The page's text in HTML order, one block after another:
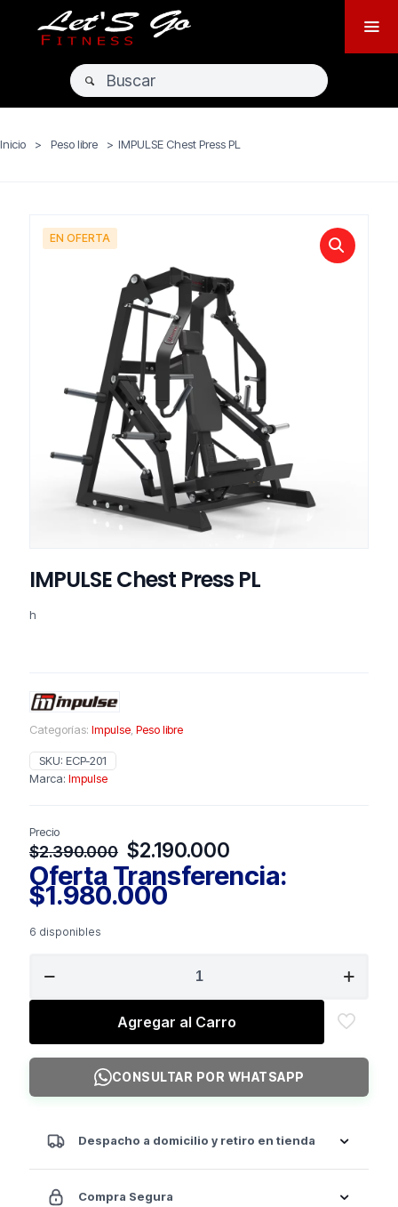
Inicio > Peso libre > IMPULSE Chest Press PL
EN OFERTA
IMPULSE Chest Press PL
h
Categorías: Impulse Peso libre
SKU: ECP-201
Marca: Impulse
Precio
$2.390.000 El
precio
original
era:
$2.190.000
precio
actual
Oferta Transferencia:
$1.980.000
6 disponibles
Chest
Agregar al Carro
CONSULTAR POR WHATSAPP
Despacho a domicilio y retiro en tienda
Compra Segura